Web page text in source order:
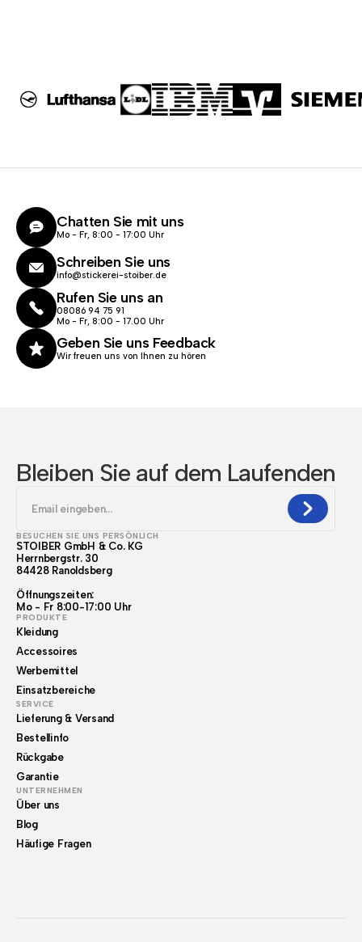
Chatten Sie mit uns
Mo - Fr, 8:00 - 17:00 Uhr
Schreiben Sie uns
info@stickerei-stoiber.de
Rufen Sie uns an
08086 94 75 91
Mo - Fr, 8:00 - 17.00 Uhr
Geben Sie uns Feedback
Wir freuen uns von Ihnen zu hören
Bleiben Sie auf dem Laufenden
BESUCHEN SIE UNS PERSÖNLICH
STOIBER GmbH & Co. KG
Herrnbergstr. 30
84428 Ranoldsberg
Öffnungszeiten:
Mo - Fr 8:00-17:00 Uhr
PRODUKTE
Kleidung
Accessoires
Werbemittel
Einsatzbereiche
SERVICE
Lieferung & Versand
Bestellinfo
Rückgabe
Garantie
UNTERNEHMEN
Über uns
Blog
Häufige Fragen